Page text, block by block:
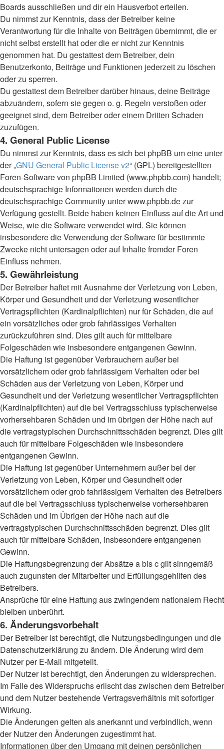
Boards ausschließen und dir ein Hausverbot erteilen.
Du nimmst zur Kenntnis, dass der Betreiber keine
Verantwortung für die Inhalte von Beiträgen übernimmt, die er
nicht selbst erstellt hat oder die er nicht zur Kenntnis
genommen hat. Du gestattest dem Betreiber, dein
Benutzerkonto, Beiträge und Funktionen jederzeit zu löschen
oder zu sperren.
Du gestattest dem Betreiber darüber hinaus, deine Beiträge
abzuändern, sofern sie gegen o. g. Regeln verstoßen oder
geeignet sind, dem Betreiber oder einem Dritten Schaden
zuzufügen.
4. General Public License
Du nimmst zur Kenntnis, dass es sich bei phpBB um eine unter
der „GNU General Public License v2“ (GPL) bereitgestellten
Foren-Software von phpBB Limited (www.phpbb.com) handelt;
deutschsprachige Informationen werden durch die
deutschsprachige Community unter www.phpbb.de zur
Verfügung gestellt. Beide haben keinen Einfluss auf die Art und
Weise, wie die Software verwendet wird. Sie können
insbesondere die Verwendung der Software für bestimmte
Zwecke nicht untersagen oder auf Inhalte fremder Foren
Einfluss nehmen.
5. Gewährleistung
Der Betreiber haftet mit Ausnahme der Verletzung von Leben,
Körper und Gesundheit und der Verletzung wesentlicher
Vertragspflichten (Kardinalpflichten) nur für Schäden, die auf
ein vorsätzliches oder grob fahrlässiges Verhalten
zurückzuführen sind. Dies gilt auch für mittelbare
Folgeschäden wie insbesondere entgangenen Gewinn.
Die Haftung ist gegenüber Verbrauchern außer bei
vorsätzlichem oder grob fahrlässigem Verhalten oder bei
Schäden aus der Verletzung von Leben, Körper und
Gesundheit und der Verletzung wesentlicher Vertragspflichten
(Kardinalpflichten) auf die bei Vertragsschluss typischerweise
vorhersehbaren Schäden und im übrigen der Höhe nach auf
die vertragstypischen Durchschnittsschäden begrenzt. Dies gilt
auch für mittelbare Folgeschäden wie insbesondere
entgangenen Gewinn.
Die Haftung ist gegenüber Unternehmern außer bei der
Verletzung von Leben, Körper und Gesundheit oder
vorsätzlichem oder grob fahrlässigem Verhalten des Betreibers
auf die bei Vertragsschluss typischerweise vorhersehbaren
Schäden und im Übrigen der Höhe nach auf die
vertragstypischen Durchschnittsschäden begrenzt. Dies gilt
auch für mittelbare Schäden, insbesondere entgangenen
Gewinn.
Die Haftungsbegrenzung der Absätze a bis c gilt sinngemäß
auch zugunsten der Mitarbeiter und Erfüllungsgehilfen des
Betreibers.
Ansprüche für eine Haftung aus zwingendem nationalem Recht
bleiben unberührt.
6. Änderungsvorbehalt
Der Betreiber ist berechtigt, die Nutzungsbedingungen und die
Datenschutzerklärung zu ändern. Die Änderung wird dem
Nutzer per E-Mail mitgeteilt.
Der Nutzer ist berechtigt, den Änderungen zu widersprechen.
Im Falle des Widerspruchs erlischt das zwischen dem Betreiber
und dem Nutzer bestehende Vertragsverhältnis mit sofortiger
Wirkung.
Die Änderungen gelten als anerkannt und verbindlich, wenn
der Nutzer den Änderungen zugestimmt hat.
Informationen über den Umgang mit deinen persönlichen